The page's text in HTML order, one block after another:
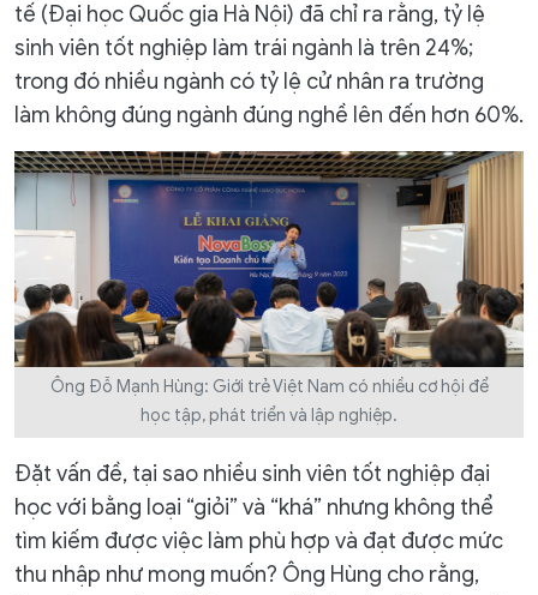
tế (Đại học Quốc gia Hà Nội) đã chỉ ra rằng, tỷ lệ
sinh viên tốt nghiệp làm trái ngành là trên 24%;
trong đó nhiều ngành có tỷ lệ cử nhân ra trường
làm không đúng ngành đúng nghề lên đến hơn 60%.
Ông Đỗ Mạnh Hùng: Giới trẻ Việt Nam có nhiều cơ hội để
học tập, phát triển và lập nghiệp.
Đặt vấn đề, tại sao nhiều sinh viên tốt nghiệp đại
học với bằng loại “giỏi” và “khá” nhưng không thể
tìm kiếm được việc làm phù hợp và đạt được mức
thu nhập như mong muốn? Ông Hùng cho rằng,